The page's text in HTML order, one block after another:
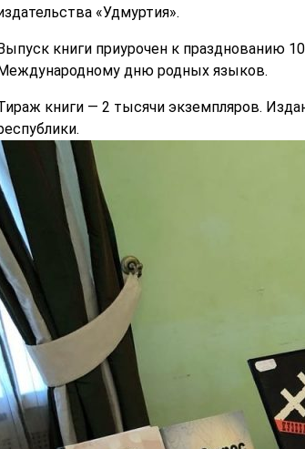
«Удмуртия».
книги приурочен к празднованию
дню родных языков.
книги — 2 тысячи экземпляров.